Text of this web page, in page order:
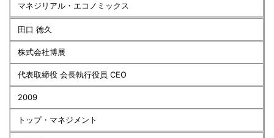
マネジリアル・エコノミックス
田口 徳久
株式会社博展
代表取締役 会長執行役員 CEO
2009
トップ・マネジメント